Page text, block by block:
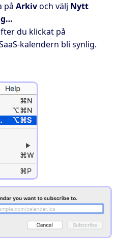
på Arkivoch välj Nytt
du klickat på
kalendern bli synlig.